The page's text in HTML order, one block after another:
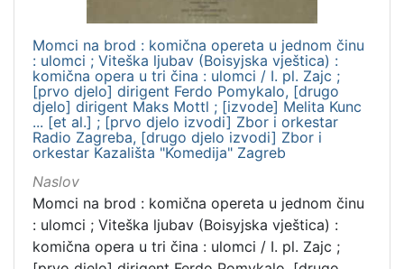
Momci na brod : komična opereta u jednom činu
: ulomci ; Viteška ljubav (Boisyjska vještica) :
komična opera u tri čina : ulomci / I. pl. Zajc ;
[prvo djelo] dirigent Ferdo Pomykalo, [drugo
djelo] dirigent Maks Mottl ; [izvode] Melita Kunc
... [et al.] ; [prvo djelo izvodi] Zbor i orkestar
Radio Zagreba, [drugo djelo izvodi] Zbor i
orkestar Kazališta "Komedija" Zagreb
Naslov
Momci na brod : komična opereta u jednom činu
: ulomci ; Viteška ljubav (Boisyjska vještica) :
komična opera u tri čina : ulomci / I. pl. Zajc ;